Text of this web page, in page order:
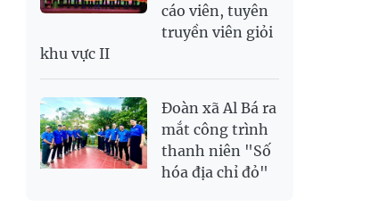
cáo viên, tuyên
truyền viên giỏi
khu vực II
Đoàn xã Al Bá ra
mắt công trình
thanh niên "Số
hóa địa chỉ đỏ"